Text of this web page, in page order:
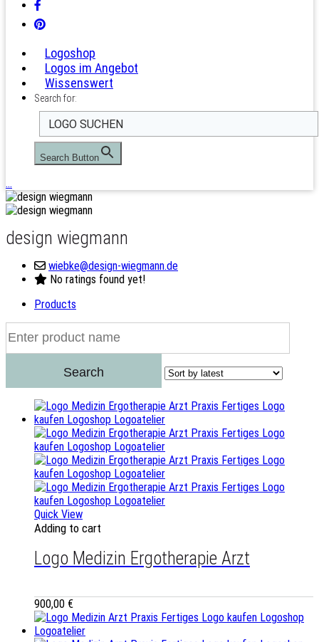
Logoshop
Logos im Angebot
Wissenswert
Search for:
Search Button
…
design wiegmann
wiebke@design-wiegmann.de
No ratings found yet!
Products
Quick View
Adding to cart
Logo Medizin Ergotherapie Arzt
900,00 €